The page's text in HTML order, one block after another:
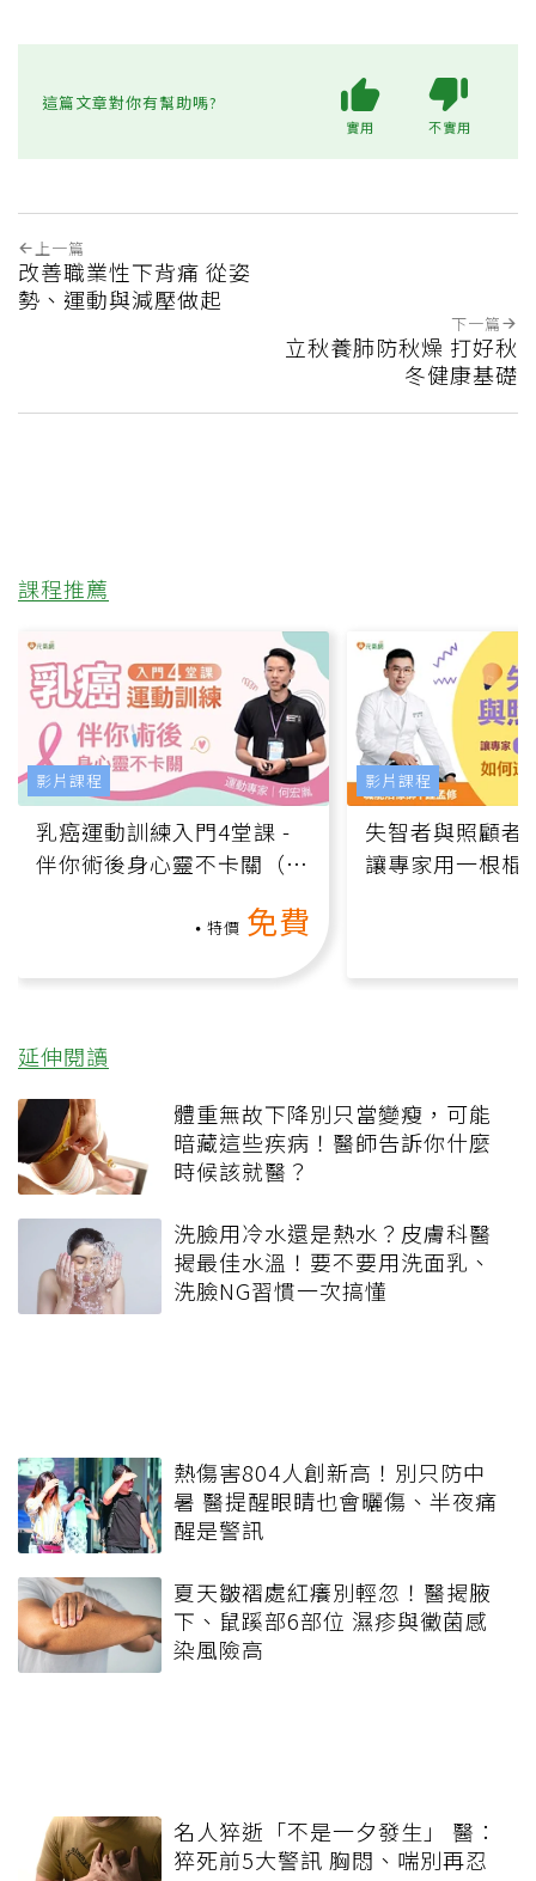
這篇文章對你有幫助嗎?
實用 不實用
上一篇
改善職業性下背痛 從姿
勢、運動與減壓做起
下一篇
立秋養肺防秋燥 打好秋
冬健康基礎
課程推薦
乳癌運動訓練入門4堂課 -
伴你術後身心靈不卡關（線
特價 免費
影片課程
失智者與照顧者
讓專家用一根棍
影片課程
延伸閱讀
體重無故下降別只當變瘦，可能
暗藏這些疾病！醫師告訴你什麼
時候該就醫？
洗臉用冷水還是熱水？皮膚科醫
揭最佳水溫！要不要用洗面乳、
洗臉NG習慣一次搞懂
熱傷害804人創新高！別只防中
暑 醫提醒眼睛也會曬傷、半夜痛
醒是警訊
夏天皺褶處紅癢別輕忽！醫揭腋
下、鼠蹊部6部位 濕疹與黴菌感
染風險高
名人猝逝「不是一夕發生」 醫：
猝死前5大警訊 胸悶、喘別再忍